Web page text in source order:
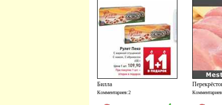
Билла
Комментариев:2